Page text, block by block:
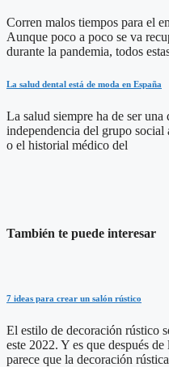
Corren malos tiempos para el
Aunque poco a poco se va
durante la pandemia, todos
La salud dental está de moda en España
La salud siempre ha de ser
independencia del grupo social
o el historial médico del
También te puede interesar
7 ideas para crear un salón rústico
El estilo de decoración rústico
este 2022. Y es que después
parece que la decoración